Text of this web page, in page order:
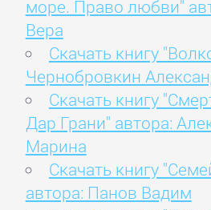
море. Право любви"
Вера
Скачать книгу
Чернобровкин
Скачать книгу
Дар Грани" автора:
Марина
Скачать книгу
автора: Панов Вадим